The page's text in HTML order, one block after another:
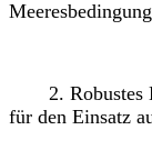
2. Robustes
für den Einsatz